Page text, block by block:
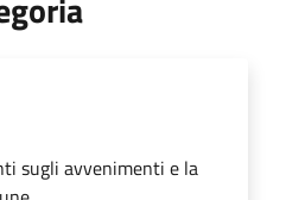
sugli avvenimenti e la